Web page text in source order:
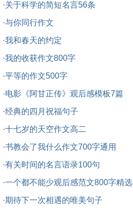
·关于科学的简短名言56条
·与你同行作文
·我和春天的约定
·我的收获作文800字
·平等的作文500字
·电影《阿甘正传》观后感模板7篇
·经典的四月祝福句子
·十七岁的天空作文高二
·书教会了我什么作文700字通用
·有关时间的名言语录100句
·一个都不能少观后感范文800字精选
·期待下一次相遇的唯美句子